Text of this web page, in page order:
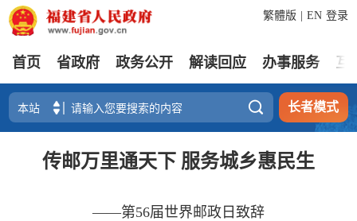
登录
繁體版 EN
首页 省政府 政务公开 解读回应 办事服务 互
 长者模式
传邮万里通天下 服务城乡惠民生
——第56届世界邮政日致辞